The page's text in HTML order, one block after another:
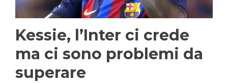
Kessie, l’Inter ci crede
ma ci sono problemi da
superare